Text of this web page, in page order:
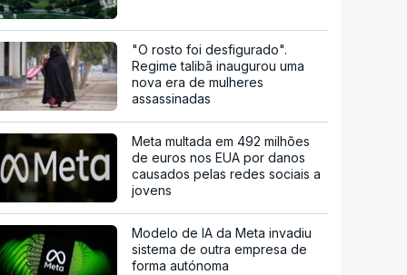
"O rosto foi desfigurado".
Regime talibã inaugurou uma
nova era de mulheres
assassinadas
Meta multada em 492 milhões
de euros nos EUA por danos
causados pelas redes sociais a
jovens
Modelo de IA da Meta invadiu
sistema de outra empresa de
forma autónoma